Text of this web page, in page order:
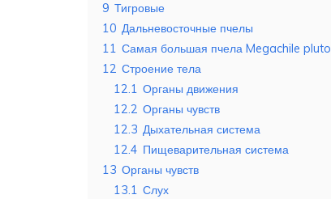
9 Тигровые
10 Дальневосточные пчелы
11 Самая большая пчела Megachile pluto
12 Строение тела
12.1 Органы движения
12.2 Органы чувств
12.3 Дыхательная система
12.4 Пищеварительная система
13 Органы чувств
13.1 Слух